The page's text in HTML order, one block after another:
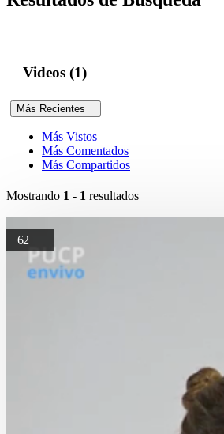
Videos (1)
Más Recientes
Más Vistos
Más Comentados
Más Compartidos
Mostrando 1 - 1 resultados
62